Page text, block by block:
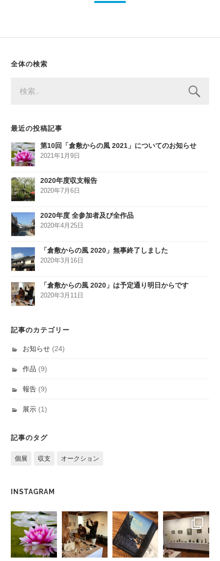
全体の検索
索:
最近の投稿記事
第10回「倉敷からの風 2021」についてのお知らせ
2021年1月9日
2020年度収支報告
2020年7月6日
2020年度 全参加者及び全作品
2020年4月25日
「倉敷からの風 2020」無事終了しました
2020年3月16日
「倉敷からの風 2020」は予定通り明日からです
2020年3月11日
記事のカテゴリー
お知らせ (24)
作品 (9)
報告 (9)
展示 (1)
記事のタグ
個展 収支 オークション
INSTAGRAM